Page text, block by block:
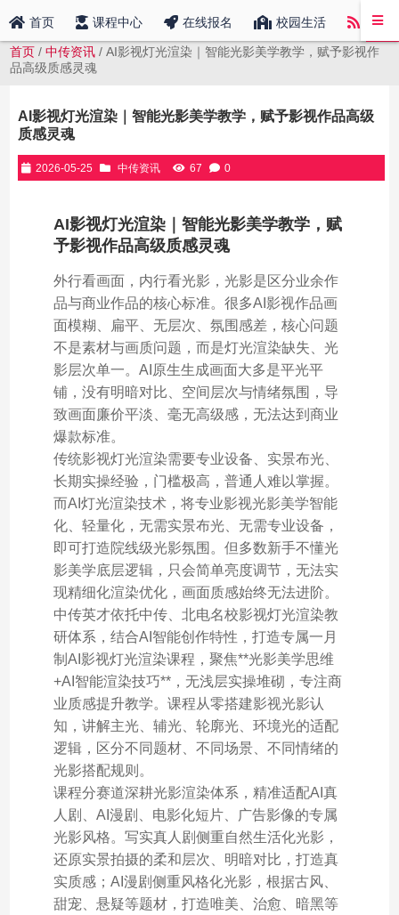
首页 课程中心 在线报名 校园生活 中传
首页 /中传资讯 / AI影视灯光渲染｜智能光影美学教学，赋予影视作
品高级质感灵魂
AI影视灯光渲染｜智能光影美学教学，赋予影视作品高级
质感灵魂
2026-05-25 中传资讯 67 0
AI影视灯光渲染｜智能光影美学教学，赋
予影视作品高级质感灵魂
外行看画面，内行看光影，光影是区分业余作
品与商业作品的核心标准。很多AI影视作品画
面模糊、扁平、无层次、氛围感差，核心问题
不是素材与画质问题，而是灯光渲染缺失、光
影层次单一。AI原生生成画面大多是平光平
铺，没有明暗对比、空间层次与情绪氛围，导
致画面廉价平淡、毫无高级感，无法达到商业
爆款标准。
传统影视灯光渲染需要专业设备、实景布光、
长期实操经验，门槛极高，普通人难以掌握。
而AI灯光渲染技术，将专业影视光影美学智能
化、轻量化，无需实景布光、无需专业设备，
即可打造院线级光影氛围。但多数新手不懂光
影美学底层逻辑，只会简单亮度调节，无法实
现精细化渲染优化，画面质感始终无法进阶。
中传英才依托中传、北电名校影视灯光渲染教
研体系，结合AI智能创作特性，打造专属一月
制AI影视灯光渲染课程，聚焦**光影美学思维
+AI智能渲染技巧**，无浅层实操堆砌，专注商
业质感提升教学。课程从零搭建影视光影认
知，讲解主光、辅光、轮廓光、环境光的适配
逻辑，区分不同题材、不同场景、不同情绪的
光影搭配规则。
课程分赛道深耕光影渲染体系，精准适配AI真
人剧、AI漫剧、电影化短片、广告影像的专属
光影风格。写实真人剧侧重自然生活化光影，
还原实景拍摄的柔和层次、明暗对比，打造真
实质感；AI漫剧侧重风格化光影，根据古风、
甜宠、悬疑等题材，打造唯美、治愈、暗黑等